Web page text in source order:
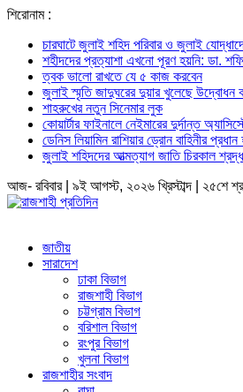
শিরোনাম :
চারঘাটে জুলাই শহিদ পরিবার ও জুলাই
শহীদদের প্রত্যাশা এখনো পূরণ হয়নি: ডা.
ত্বক ভালো রাখতে যে ৫ কাজ করবেন
জুলাই স্মৃতি জাদুঘরের দুয়ার খুলেছে উদ্বোধন
শাহরুখের নতুন সিনেমার লুক
কোয়ার্টার ফাইনালে নেইমারের দুর্দান্ত
ডেনিস লিয়ামিন রাশিয়ার ড্রোন বাহিনীর
জুলাই শহিদদের আত্মত্যাগ জাতি চিরকাল
আজ- রবিবার | ৯ই আগস্ট, ২০২৬ খ্রিস্টাব্দ | ২৫শে
জাতীয়
সারাদেশ
ঢাকা বিভাগ
রাজশাহী বিভাগ
চট্টগ্রাম বিভাগ
বরিশাল বিভাগ
রংপুর বিভাগ
খুলনা বিভাগ
রাজশাহীর সংবাদ